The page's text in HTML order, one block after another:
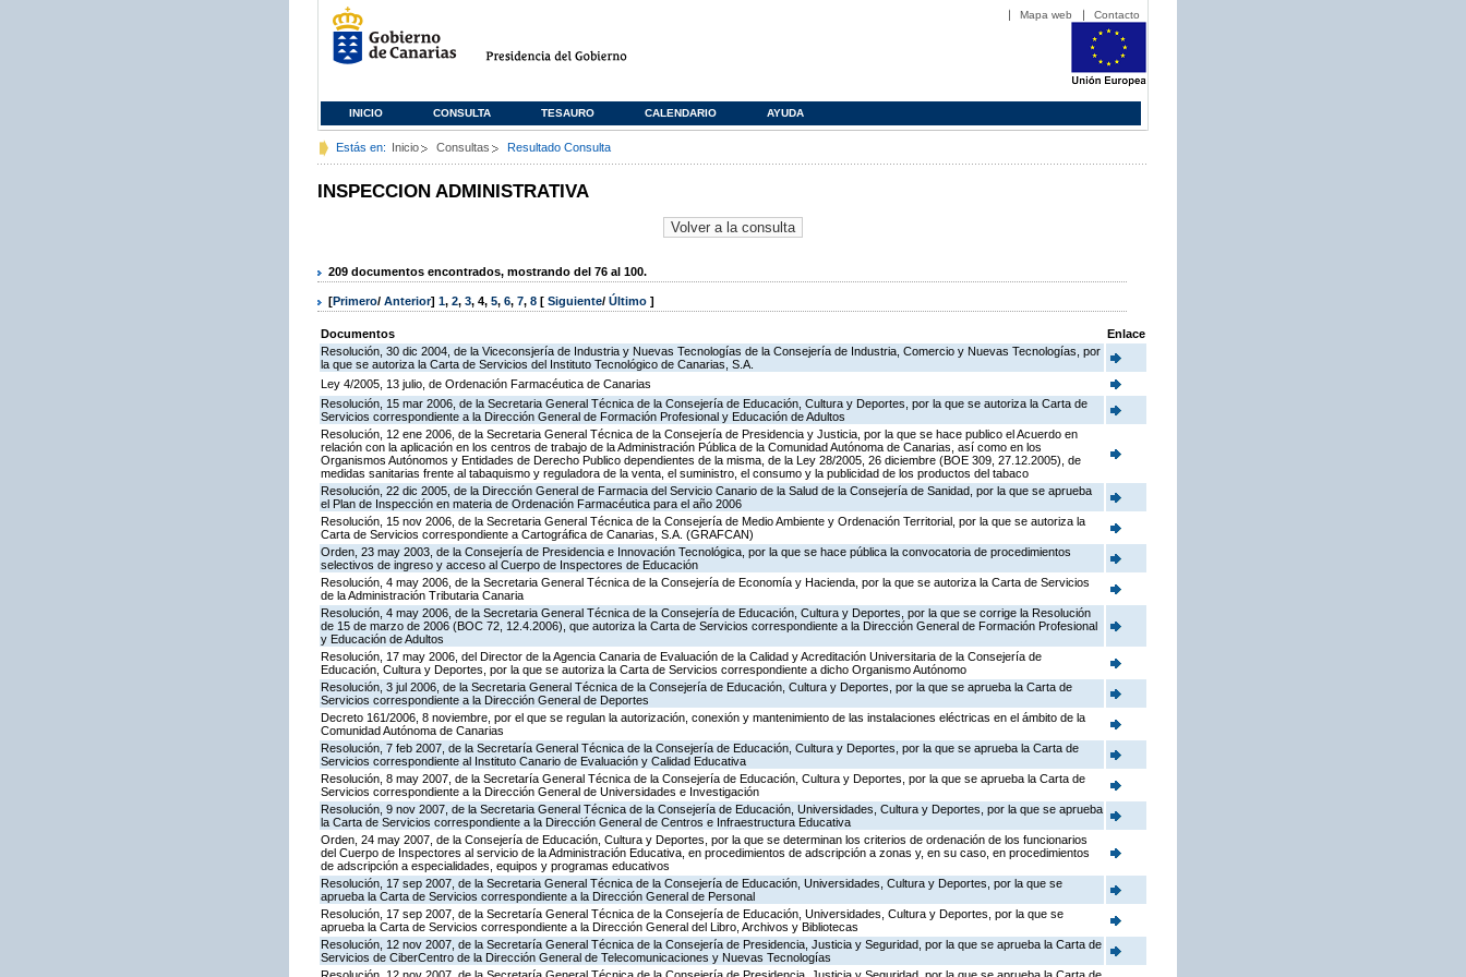
Mapa web Contacto
INICIO CONSULTA TESAURO CALENDARIO AYUDA
Estás en: Inicio Consultas Resultado Consulta
INSPECCION ADMINISTRATIVA
209 documentos encontrados, mostrando del 76 al 100.
[Primero/ Anterior] 1, 2, 3, 4, 5, 6, 7, 8 [ Siguiente/ Último ]
Documentos
Enlace
Resolución, 30 dic 2004, de la Viceconsjería de Industria y Nuevas Tecnologías de la Consejería de Industria, Comercio y Nuevas Tecnologías, por
la que se autoriza la Carta de Servicios del Instituto Tecnológico de Canarias, S.A.
Ley 4/2005, 13 julio, de Ordenación Farmacéutica de Canarias
Resolución, 15 mar 2006, de la Secretaria General Técnica de la Consejería de Educación, Cultura y Deportes, por la que se autoriza la Carta de
Servicios correspondiente a la Dirección General de Formación Profesional y Educación de Adultos
Resolución, 12 ene 2006, de la Secretaria General Técnica de la Consejería de Presidencia y Justicia, por la que se hace publico el Acuerdo en
relación con la aplicación en los centros de trabajo de la Administración Pública de la Comunidad Autónoma de Canarias, así como en los
Organismos Autónomos y Entidades de Derecho Publico dependientes de la misma, de la Ley 28/2005, 26 diciembre (BOE 309, 27.12.2005), de
medidas sanitarias frente al tabaquismo y reguladora de la venta, el suministro, el consumo y la publicidad de los productos del tabaco
Resolución, 22 dic 2005, de la Dirección General de Farmacia del Servicio Canario de la Salud de la Consejería de Sanidad, por la que se aprueba
el Plan de Inspección en materia de Ordenación Farmacéutica para el año 2006
Resolución, 15 nov 2006, de la Secretaria General Técnica de la Consejería de Medio Ambiente y Ordenación Territorial, por la que se autoriza la
Carta de Servicios correspondiente a Cartográfica de Canarias, S.A. (GRAFCAN)
Orden, 23 may 2003, de la Consejería de Presidencia e Innovación Tecnológica, por la que se hace pública la convocatoria de procedimientos
selectivos de ingreso y acceso al Cuerpo de Inspectores de Educación
Resolución, 4 may 2006, de la Secretaria General Técnica de la Consejería de Economía y Hacienda, por la que se autoriza la Carta de Servicios
de la Administración Tributaria Canaria
Resolución, 4 may 2006, de la Secretaria General Técnica de la Consejería de Educación, Cultura y Deportes, por la que se corrige la Resolución
de 15 de marzo de 2006 (BOC 72, 12.4.2006), que autoriza la Carta de Servicios correspondiente a la Dirección General de Formación Profesional
y Educación de Adultos
Resolución, 17 may 2006, del Director de la Agencia Canaria de Evaluación de la Calidad y Acreditación Universitaria de la Consejería de
Educación, Cultura y Deportes, por la que se autoriza la Carta de Servicios correspondiente a dicho Organismo Autónomo
Resolución, 3 jul 2006, de la Secretaria General Técnica de la Consejería de Educación, Cultura y Deportes, por la que se aprueba la Carta de
Servicios correspondiente a la Dirección General de Deportes
Decreto 161/2006, 8 noviembre, por el que se regulan la autorización, conexión y mantenimiento de las instalaciones eléctricas en el ámbito de la
Comunidad Autónoma de Canarias
Resolución, 7 feb 2007, de la Secretaría General Técnica de la Consejería de Educación, Cultura y Deportes, por la que se aprueba la Carta de
Servicios correspondiente al Instituto Canario de Evaluación y Calidad Educativa
Resolución, 8 may 2007, de la Secretaría General Técnica de la Consejería de Educación, Cultura y Deportes, por la que se aprueba la Carta de
Servicios correspondiente a la Dirección General de Universidades e Investigación
Resolución, 9 nov 2007, de la Secretaria General Técnica de la Consejería de Educación, Universidades, Cultura y Deportes, por la que se aprueba
la Carta de Servicios correspondiente a la Dirección General de Centros e Infraestructura Educativa
Orden, 24 may 2007, de la Consejería de Educación, Cultura y Deportes, por la que se determinan los criterios de ordenación de los funcionarios
del Cuerpo de Inspectores al servicio de la Administración Educativa, en procedimientos de adscripción a zonas y, en su caso, en procedimientos
de adscripción a especialidades, equipos y programas educativos
Resolución, 17 sep 2007, de la Secretaria General Técnica de la Consejería de Educación, Universidades, Cultura y Deportes, por la que se
aprueba la Carta de Servicios correspondiente a la Dirección General de Personal
Resolución, 17 sep 2007, de la Secretaría General Técnica de la Consejería de Educación, Universidades, Cultura y Deportes, por la que se
aprueba la Carta de Servicios correspondiente a la Dirección General del Libro, Archivos y Bibliotecas
Resolución, 12 nov 2007, de la Secretaría General Técnica de la Consejería de Presidencia, Justicia y Seguridad, por la que se aprueba la Carta de
Servicios de CiberCentro de la Dirección General de Telecomunicaciones y Nuevas Tecnologías